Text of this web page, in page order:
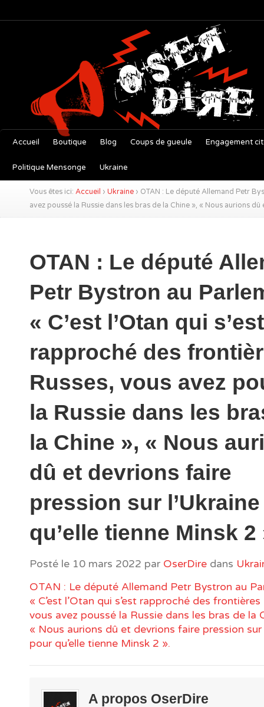
Accueil Boutique Blog Coups de gueule Engagement
Politique Mensonge Ukraine
Vous êtes ici: Accueil › Ukraine › OTAN : Le député Allemand Petr
avez poussé la Russie dans les bras de la Chine », « Nous aurions
OTAN : Le député
Petr Bystron au
« C’est l’Otan qui s’est
rapproché des
Russes, vous avez
la Russie dans les
la Chine », « Nous
dû et devrions faire
pression sur
qu’elle tienne Minsk 2
Posté le 10 mars 2022 par OserDire dans
OTAN : Le député Allemand Petr Bystron au
« C’est l’Otan qui s’est rapproché des frontières
vous avez poussé la Russie dans les bras de la
« Nous aurions dû et devrions faire pression sur
pour qu’elle tienne Minsk 2 ».
A propos OserDire